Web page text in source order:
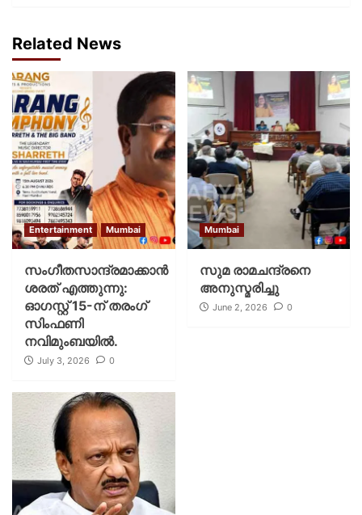
Related News
Entertainment Mumbai
സംഗീതസാന്ദ്രമാക്കാൻ
ശരത് എത്തുന്നു:
ഓഗസ്റ്റ് 15-ന് തരംഗ്
സിംഫണി
നവിമുംബയിൽ.
July 3, 2026 0
Mumbai
സുമ രാമചന്ദ്രനെ
അനുസ്മരിച്ചു
June 2, 2026 0